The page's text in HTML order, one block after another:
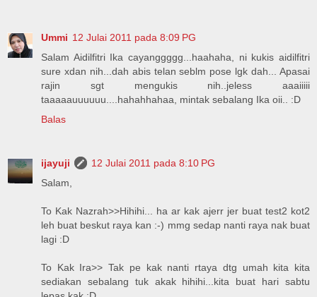
Ummi 12 Julai 2011 pada 8:09 PG
Salam Aidilfitri Ika cayanggggg...haahaha, ni kukis aidilfitri
sure xdan nih...dah abis telan seblm pose lgk dah... Apasai
rajin sgt mengukis nih..jeless aaaiiiii
taaaaauuuuuu....hahahhahaa, mintak sebalang Ika oii.. :D
Balas
ijayuji
12 Julai 2011 pada 8:10 PG
Salam,
To Kak Nazrah>>Hihihi... ha ar kak ajerr jer buat test2 kot2
leh buat beskut raya kan :-) mmg sedap nanti raya nak buat
lagi :D
To Kak Ira>> Tak pe kak nanti rtaya dtg umah kita kita
sediakan sebalang tuk akak hihihi...kita buat hari sabtu